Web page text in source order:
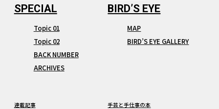
Topic 01
Topic 02
BACK NUMBER
ARCHIVES
MAP
BIRD’S EYE GALLERY
連載記事 手芸と手仕事の本